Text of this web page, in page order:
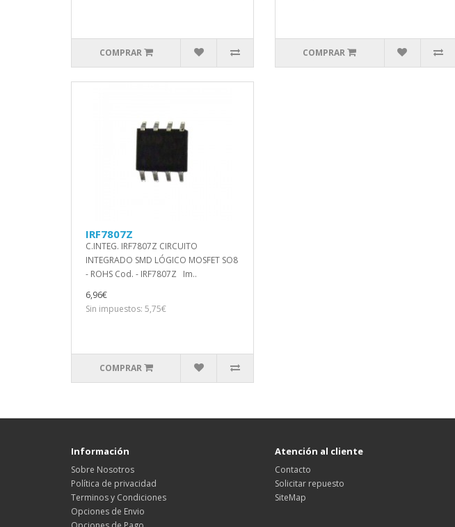
COMPRAR COMPRAR
IRF7807Z
C.INTEG. IRF7807Z CIRCUITO
INTEGRADO SMD LÓGICO MOSFET SO8
- ROHS Cod. - IRF7807Z Im..
6,96€
Sin impuestos: 5,75€
COMPRAR
Información
Sobre Nosotros
Política de privacidad
Terminos y Condiciones
Opciones de Envio
Atención al cliente
Contacto
Solicitar repuesto
SiteMap